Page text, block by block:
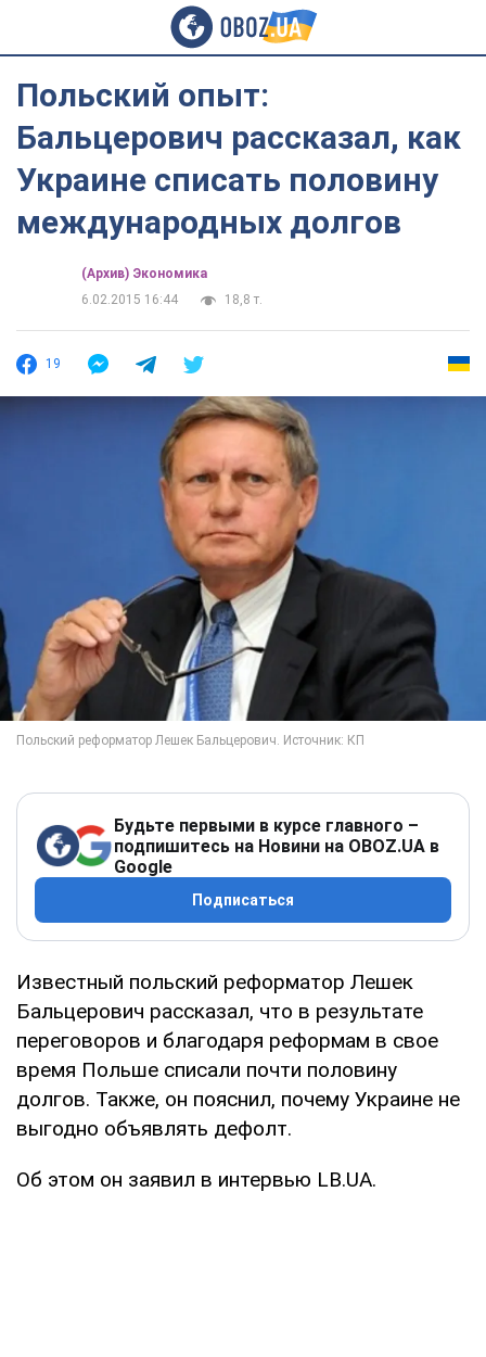
Польский опыт:
Бальцерович рассказал, как
Украине списать половину
международных долгов
(Архив) Экономика
6.02.2015 16:44
18,8 т.
19
Будьте первыми в курсе главного –
подпишитесь на Новини на OBOZ.UA в
Google
Подписаться
Известный польский реформатор Лешек
Бальцерович рассказал, что в результате
переговоров и благодаря реформам в свое
время Польше списали почти половину
долгов. Также, он пояснил, почему Украине не
выгодно объявлять дефолт.
Об этом он заявил в интервью LB.UA.